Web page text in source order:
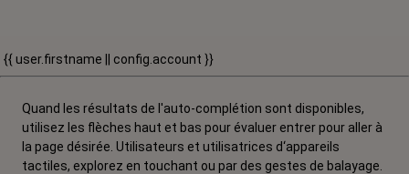
{{ user.firstname || config.account }}
Quand les résultats de l'auto-complétion sont disponibles,
utilisez les flèches haut et bas pour évaluer entrer pour aller à
la page désirée. Utilisateurs et utilisatrices d‘appareils
tactiles, explorez en touchant ou par des gestes de balayage.